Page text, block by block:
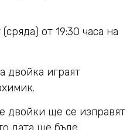
от 19:30 часа на
двойка играят
двойки ще се изправят